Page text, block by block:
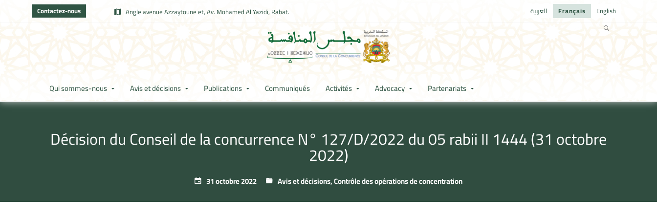
Contactez-nous Angle avenue Azzaytoune et, Av. Mohamed Al Yazidi, Rabat. العربية Français English
Qui sommes-nous Avis et décisions Publications Communiqués Activités Advocacy Partenariats
Décision du Conseil de la concurrence N° 127/D/2022 du 05 rabii II 1444 (31 octobre
2022)
31 octobre 2022 Avis et décisions,Contrôle des opérations de concentration